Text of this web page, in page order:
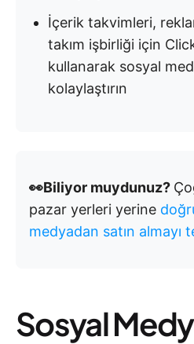
İçerik takvimleri,
takım işbirliği için
kullanarak sosyal
kolaylaştırın
👀Biliyor muydunuz?
pazar yerleri yerine
medyadan satın almayı
Sosyal